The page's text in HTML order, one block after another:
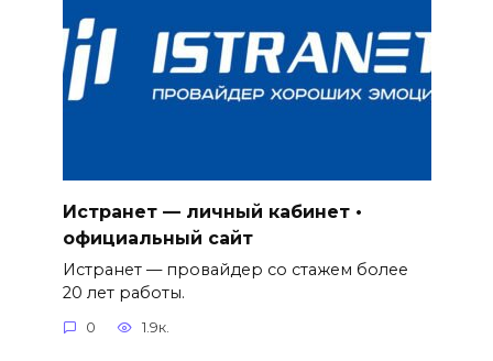
Истранет — личный кабинет •
официальный сайт
Истранет — провайдер со стажем более
20 лет работы.
0 1.9к.